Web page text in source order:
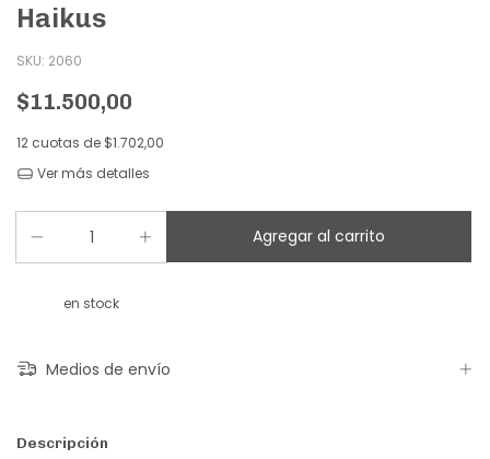
Haikus
SKU: 2060
$11.500,00
12 cuotas de $1.702,00
Ver más detalles
en stock
Medios de envío
Descripción